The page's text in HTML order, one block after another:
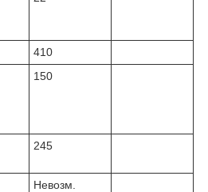
410
150
245
Невозм.